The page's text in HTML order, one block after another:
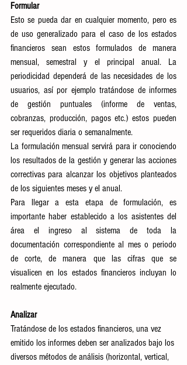
Formular
Esto se pueda dar en cualquier momento, pero es
de uso generalizado para el caso de los estados
financieros sean estos formulados de manera
mensual, semestral y el principal anual. La
periodicidad dependerá de las necesidades de los
usuarios, así por ejemplo tratándose de informes
de gestión puntuales (informe de ventas,
cobranzas, producción, pagos etc.) estos pueden
ser requeridos diaria o semanalmente.
La formulación mensual servirá para ir conociendo
los resultados de la gestión y generar las acciones
correctivas para alcanzar los objetivos planteados
de los siguientes meses y el anual.
Para llegar a esta etapa de formulación, es
importante haber establecido a los asistentes del
área el ingreso al sistema de toda la
documentación correspondiente al mes o periodo
de corte, de manera que las cifras que se
visualicen en los estados financieros incluyan lo
realmente ejecutado.
Analizar
Tratándose de los estados financieros, una vez
emitido los informes deben ser analizados bajo los
diversos métodos de análisis (horizontal, vertical,